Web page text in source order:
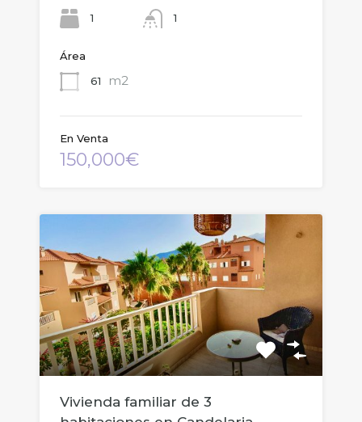
1
1
Área
61
m2
En Venta
150,000€
Vivienda familiar de 3